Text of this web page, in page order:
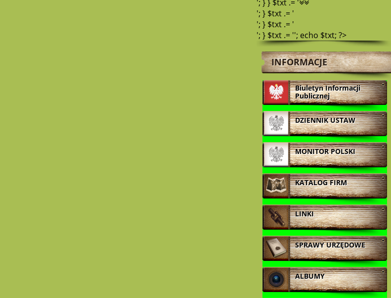
'; } } $txt .= '
'; } $txt .= '
'; } $txt .= '
'; } $txt .= ''; echo $txt; ?>
INFORMACJE
Biuletyn Informacji
Publicznej
DZIENNIK USTAW
MONITOR POLSKI
KATALOG FIRM
LINKI
SPRAWY URZĘDOWE
ALBUMY